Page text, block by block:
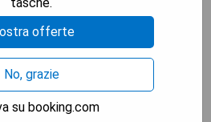
mit Snacks und
sowie einen
einem lokalen Restaurant.
ist nur 3 Fahrminuten vom
Gaithersburg entfernt.
Parkplätze stehen vor Ort
offerte
No, grazie
su booking.com